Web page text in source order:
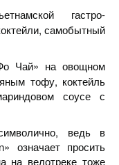
гастро-
самобытный
Чай» на овощном
тофу, коктейль
соусе с
ведь в
означает просить
на велотреке тоже